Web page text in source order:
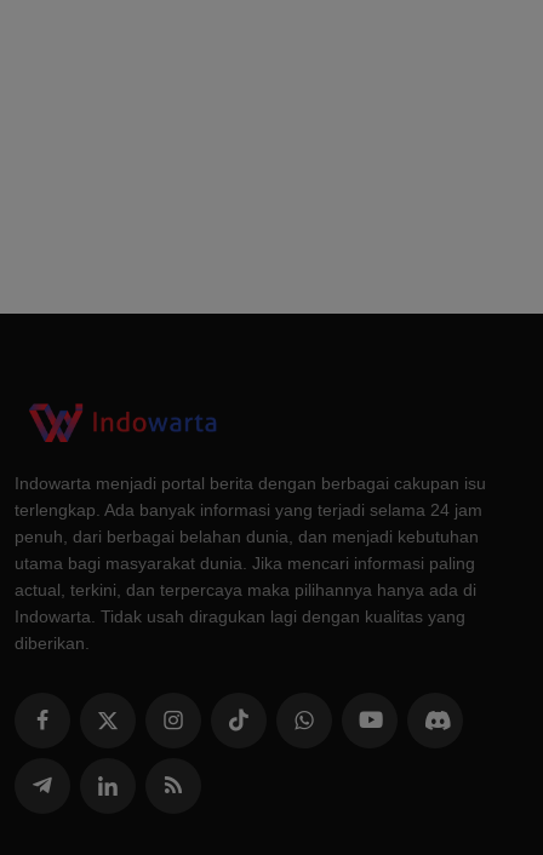
Indowarta menjadi portal berita dengan berbagai cakupan isu
terlengkap. Ada banyak informasi yang terjadi selama 24 jam
penuh, dari berbagai belahan dunia, dan menjadi kebutuhan
utama bagi masyarakat dunia. Jika mencari informasi paling
actual, terkini, dan terpercaya maka pilihannya hanya ada di
Indowarta. Tidak usah diragukan lagi dengan kualitas yang
diberikan.